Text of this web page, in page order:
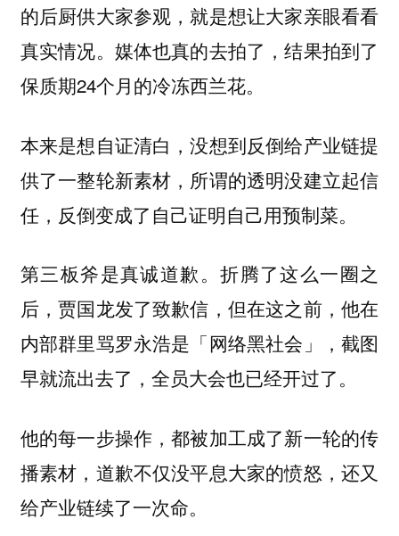
的后厨供大家参观，就是想让大家亲眼看看
真实情况。媒体也真的去拍了，结果拍到了
保质期24个月的冷冻西兰花。
本来是想自证清白，没想到反倒给产业链提
供了一整轮新素材，所谓的透明没建立起信
任，反倒变成了自己证明自己用预制菜。
第三板斧是真诚道歉。折腾了这么一圈之
后，贾国龙发了致歉信，但在这之前，他在
内部群里骂罗永浩是「网络黑社会」，截图
早就流出去了，全员大会也已经开过了。
他的每一步操作，都被加工成了新一轮的传
播素材，道歉不仅没平息大家的愤怒，还又
给产业链续了一次命。